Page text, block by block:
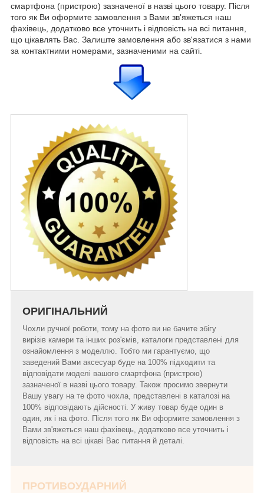
смартфона (пристрою) зазначеної в назві цього товару. Після
того як Ви оформите замовлення з Вами зв'яжеться наш
фахівець, додатково все уточнить і відповість на всі питання,
що цікавлять Вас. Залиште замовлення або зв'язатися з нами
за контактними номерами, зазначеними на сайті.
ОРИГІНАЛЬНИЙ
Чохли ручної роботи, тому на фото ви не бачите збігу
вирізів камери та інших роз'ємів, каталоги представлені для
ознайомлення з моделлю. Тобто ми гарантуємо, що
заведений Вами аксесуар буде на 100% підходити та
відповідати моделі вашого смартфона (пристрою)
зазначеної в назві цього товару. Також просимо звернути
Вашу увагу на те фото чохла, представлені в каталозі на
100% відповідають дійсності. У живу товар буде один в
один, як і на фото. Після того як Ви оформите замовлення з
Вами зв'яжеться наш фахівець, додатково все уточнить і
відповість на всі цікаві Вас питання й деталі.
ПРОТИВОУДАРНИЙ